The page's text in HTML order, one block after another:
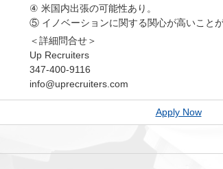
④ 米国内出張の可能性あり。
⑤ イノベーションに関する関心が高いことが
＜詳細問合せ＞
Up Recruiters
347-400-9116
info@uprecruiters.com
Apply Now